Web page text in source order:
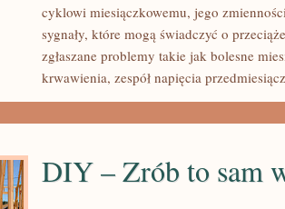
GINEKOLOGICZNE
cyklowi miesiączkowemu, jego
sygnały, które mogą świadczyć o
zgłaszane problemy takie jak bolesne
krwawienia, zespół napięcia
DIY – Zrób to sam